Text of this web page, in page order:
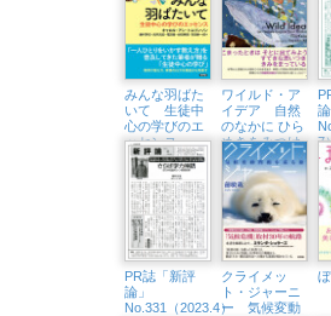
みんな羽ばた
いて 生徒中
心の学びのエ
ッセンス
ワイルド・ア
イデア 自然
のなかに ひら
めきをみつけ
にいこう
論
7
PR誌「新評
論」
No.331（2023.4）
クライメッ
ト・ジャーニ
ー 気候変動